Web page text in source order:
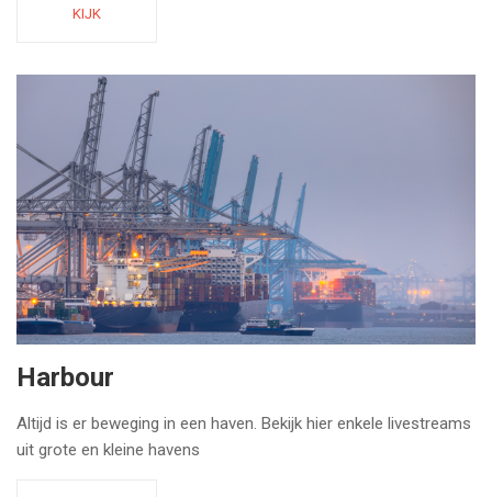
KIJK
Harbour
Altijd is er beweging in een haven. Bekijk hier enkele livestreams
uit grote en kleine havens